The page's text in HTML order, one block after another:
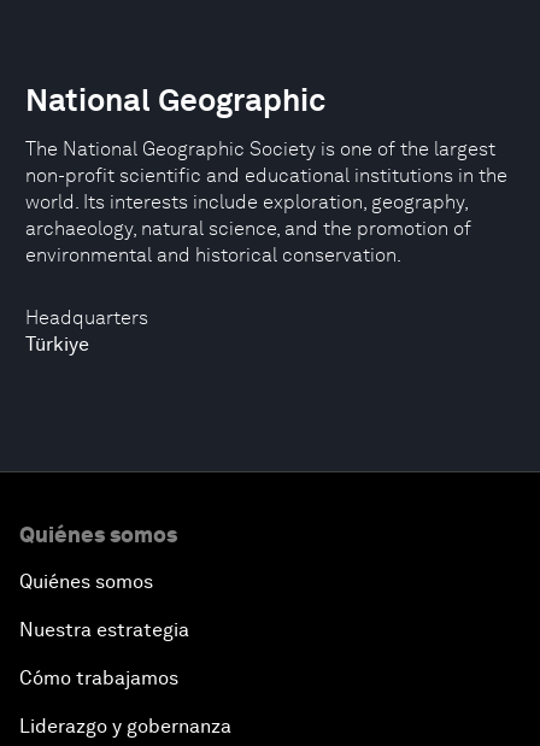
Headquarters
Türkiye
National Geographic
The National Geographic Society is one of the largest
non-profit scientific and educational institutions in the
world. Its interests include exploration, geography,
archaeology, natural science, and the promotion of
environmental and historical conservation.
Quiénes somos
Quiénes somos
Nuestra estrategia
Cómo trabajamos
Liderazgo y gobernanza